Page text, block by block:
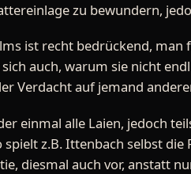
zu bewundern,
ist recht bedrückend,
auch, warum sie nicht
Verdacht auf jemand
einmal alle Laien, jedoch
spielt z.B. Ittenbach selbst
diesmal auch vor, anstatt